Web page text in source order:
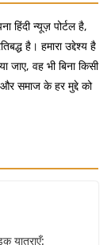
न्यूज़ पोर्टल है,
है। हमारा उद्देश्य है
वह भी बिना किसी
समाज के हर मुद्दे को
यात्राएँ: